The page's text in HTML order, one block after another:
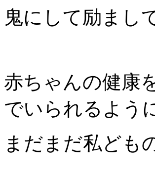
鬼にして励まし
赤ちゃんの健康
でいられるよう
まだまだ私ども